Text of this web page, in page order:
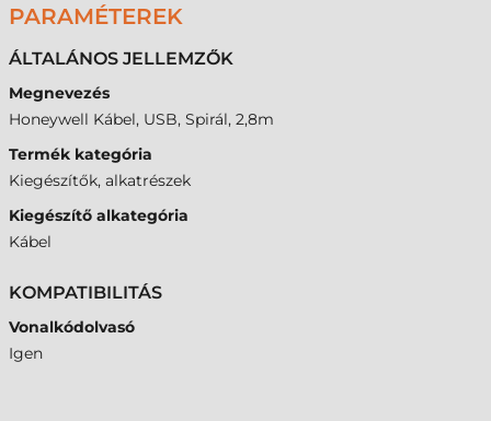
PARAMÉTEREK
ÁLTALÁNOS JELLEMZŐK
Megnevezés
Honeywell Kábel, USB, Spirál, 2,8m
Termék kategória
Kiegészítők, alkatrészek
Kiegészítő alkategória
Kábel
KOMPATIBILITÁS
Vonalkódolvasó
Igen